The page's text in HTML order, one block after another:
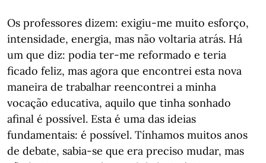
Os professores dizem: exigiu-me muito esforço,
intensidade, energia, mas não voltaria atrás. Há
um que diz: podia ter-me reformado e teria
ficado feliz, mas agora que encontrei esta nova
maneira de trabalhar reencontrei a minha
vocação educativa, aquilo que tinha sonhado
afinal é possível. Esta é uma das ideias
fundamentais: é possível. Tínhamos muitos anos
de debate, sabia-se que era preciso mudar, mas